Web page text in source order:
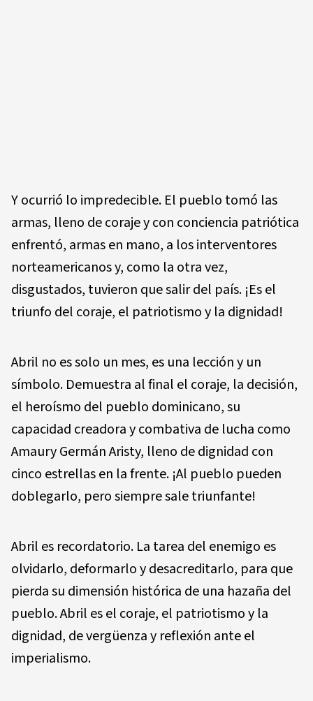
Y ocurrió lo impredecible. El pueblo tomó las
armas, lleno de coraje y con conciencia patriótica
enfrentó, armas en mano, a los interventores
norteamericanos y, como la otra vez,
disgustados, tuvieron que salir del país. ¡Es el
triunfo del coraje, el patriotismo y la dignidad!
Abril no es solo un mes, es una lección y un
símbolo. Demuestra al final el coraje, la decisión,
el heroísmo del pueblo dominicano, su
capacidad creadora y combativa de lucha como
Amaury Germán Aristy, lleno de dignidad con
cinco estrellas en la frente. ¡Al pueblo pueden
doblegarlo, pero siempre sale triunfante!
Abril es recordatorio. La tarea del enemigo es
olvidarlo, deformarlo y desacreditarlo, para que
pierda su dimensión histórica de una hazaña del
pueblo. Abril es el coraje, el patriotismo y la
dignidad, de vergüenza y reflexión ante el
imperialismo.